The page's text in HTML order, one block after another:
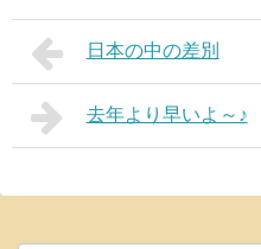
日本の中の差別
去年より早いよ～♪